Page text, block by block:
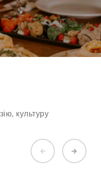
культуру